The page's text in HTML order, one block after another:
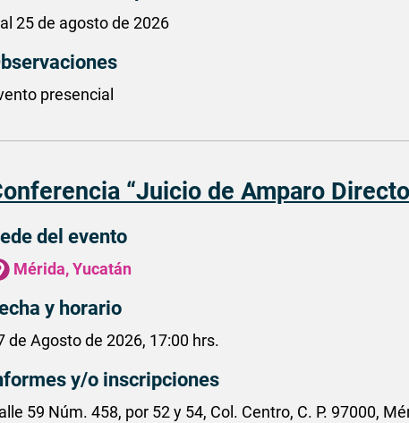
25 de agosto de 2026
presencial
“Juicio de Amparo
del evento
Mérida, Yucatán
y horario
de Agosto de 2026, 17:00 hrs.
y/o inscripciones
59 Núm. 458, por 52 y 54, Col. Centro, C. P. 97000,